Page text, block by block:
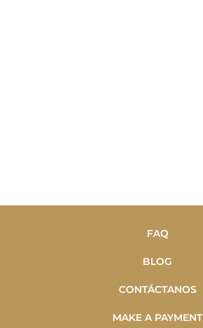
FAQ
BLOG
CONTÁCTANOS
MAKE A PAYMENT